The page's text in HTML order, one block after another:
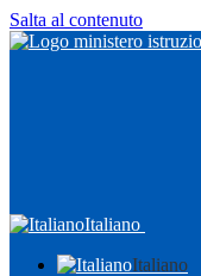
Salta al contenuto
Italiano
Italiano